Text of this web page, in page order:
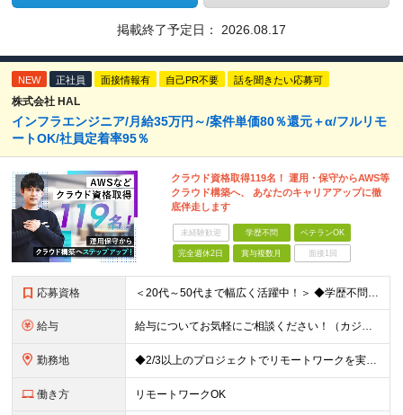
掲載終了予定日： 2026.08.17
NEW 正社員 面接情報有 自己PR不要 話を聞きたい応募可
株式会社 HAL
インフラエンジニア/月給35万円～/案件単価80％還元＋α/フルリモ
ートOK/社員定着率95％
クラウド資格取得119名！ 運用・保守からAWS等
クラウド構築へ、 あなたのキャリアアップに徹
底伴走します
未経験歓迎 学歴不問 ベテランOK
完全週休2日 賞与複数月 面接1回
応募資格 ＜20代～50代まで幅広く活躍中！＞ ◆学歴不問 ◆何らかのインフラ関連の実務経験 ★経験年数不問/運用監視レベルも歓迎 ＜こんな方は大歓迎！＞ ◎今の収入に不満がある ◎もっと上流の案件で活躍した
給与 給与についてお気軽にご相談ください！（カジュアル面談可能） 月給35万円～＋各種手当＋賞与2回 ※固定残業代は、時間外労働の有無に関わらず40時間分を87,500円～支給 ※超過分は別途支給 ※試用
勤務地 ◆2/3以上のプロジェクトでリモートワークを実施中！ ≪自社拠点≫ ・東京本社／東京都千代田区丸の内二丁目6番1号 丸の内パークビルディング6階 ・関西支社／⼤阪府⼤阪市中央区安⼟町2-3-13 ⼤
働き方 リモートワークOK